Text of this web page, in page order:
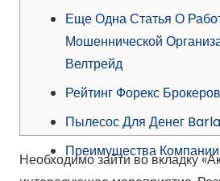
Еще Одна Статья О
Мошеннической
Велтрейд
Рейтинг Форекс Брокеров
Пылесос Для Денег
Преимущества
Необходимо зайти во вкладку